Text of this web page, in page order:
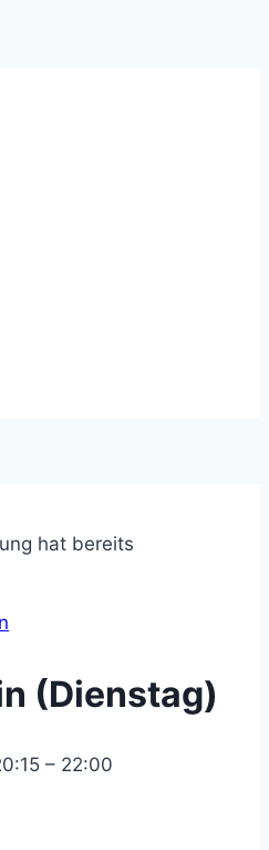
hat bereits
(Dienstag)
– 22:00